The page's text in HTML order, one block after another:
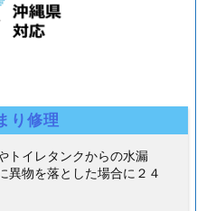
り修理
トイレタンクからの水漏
異物を落とした場合に２４